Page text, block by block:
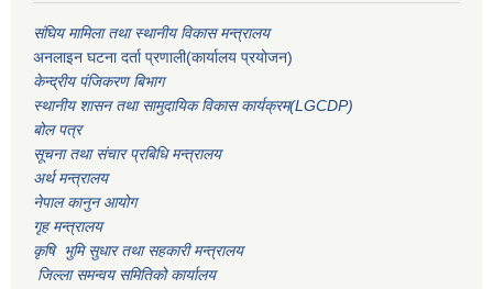
संघिय मामिला तथा स्थानीय विकास मन्त्रालय
अनलाइन घटना दर्ता प्रणाली(कार्यालय प्रयोजन)
केन्द्रीय पंजिकरण बिभाग
स्थानीय शासन तथा सामुदायिक विकास कार्यक्रम(LGCDP)
बोल पत्र
सूचना तथा संचार प्रबिधि मन्त्रालय
अर्थ मन्त्रालय
नेपाल कानुन आयोग
गृह मन्त्रालय
कृषि भुमि सुधार तथा सहकारी मन्त्रालय
जिल्ला समन्वय समितिको कार्यालय